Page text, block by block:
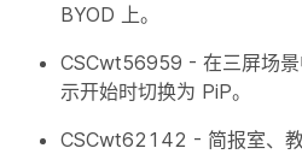
BYOD 上。
CSCwt56959 - 在三屏场
示开始时切换为 PiP。
CSCwt62142 - 简报室、